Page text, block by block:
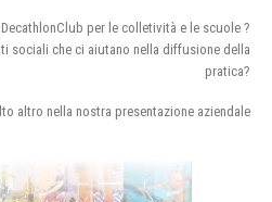
per le colletività e le scuole ?
sociali che ci aiutano nella diffusione della
pratica?
altro nella nostra presentazione aziendale